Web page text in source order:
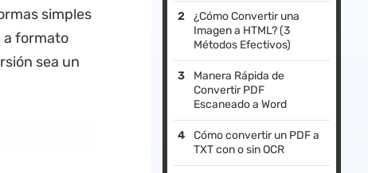
simples
a formato
sea un
¿Cómo Convertir una
Imagen a HTML? (3
Métodos Efectivos)
Manera Rápida de
Convertir PDF
Escaneado a Word
Cómo convertir un PDF a
TXT con o sin OCR